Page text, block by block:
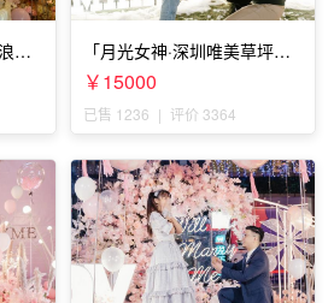
漫
「月光女神·深圳唯美草坪浪
漫求婚」
￥15000
已售 1236 | 评价 3364